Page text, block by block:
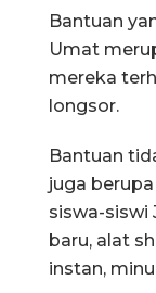
Bantuan
Umat
mereka
longsor.
Bantuan
juga
siswa-siswi
baru, alat
instan,